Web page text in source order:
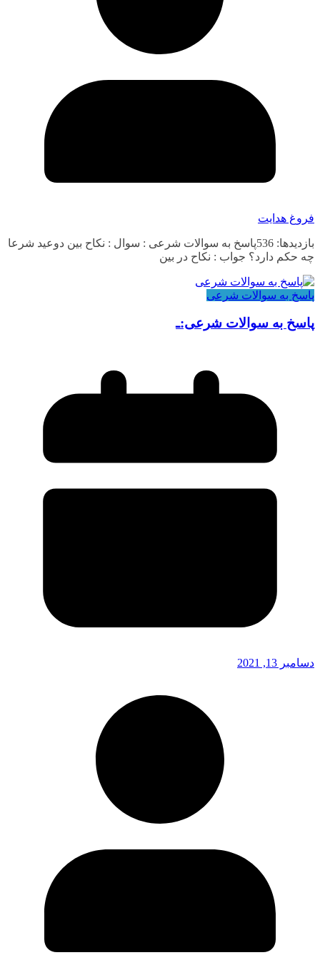
فروغ هدایت
بازدیدها: 536پاسخ به سوالات شرعی : سوال : نکاح بین دوعید شرعا
چه حکم دارد؟ جواب : نکاح در بین
پاسخ به سوالات شرعی
پاسخ به سوالات شرعی:ـ
دسامبر 13, 2021